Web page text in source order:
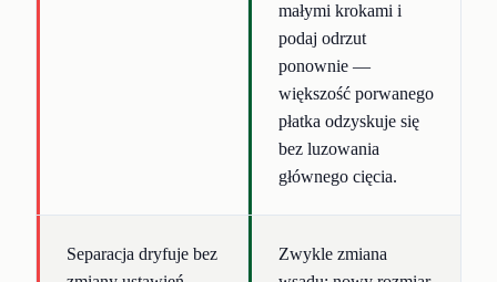
małymi krokami i
podaj odrzut
ponownie —
większość porwanego
płatka odzyskuje się
bez luzowania
głównego cięcia.
Separacja dryfuje bez
Zwykle zmiana